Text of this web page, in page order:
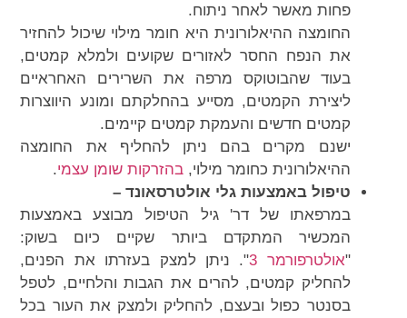
פחות מאשר לאחר ניתוח.
החומצה ההיאלורונית היא חומר מילוי שיכול להחזיר
את הנפח החסר לאזורים שקועים ולמלא קמטים,
בעוד שהבוטוקס מרפה את השרירים האחראיים
ליצירת הקמטים, מסייע בהחלקתם ומונע היווצרות
קמטים חדשים והעמקת קמטים קיימים.
ישנם מקרים בהם ניתן להחליף את החומצה
ההיאלורונית כחומר מילוי,בהזרקות שומן עצמי.
טיפול באמצעות גלי אולטרסאונד –
במרפאתו של דר' גיל הטיפול מבוצע באמצעות
המכשיר המתקדם ביותר שקיים כיום בשוק:
"אולטרפורמר 3
". ניתן למצק בעזרתו את הפנים,
להחליק קמטים, להרים את הגבות והלחיים, לטפל
בסנטר כפול ובעצם, להחליק ולמצק את העור בכל